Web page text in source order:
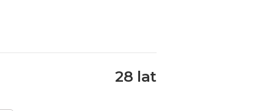
28 lat